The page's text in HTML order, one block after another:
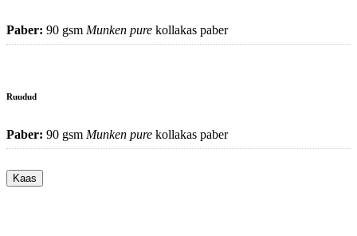
Paber: 90 gsm Munken pure kollakas paber
Ruudud
Paber: 90 gsm Munken pure kollakas paber
Kaas